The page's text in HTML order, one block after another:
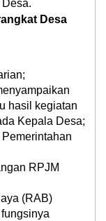
Desa
hasil kegiatan
Kepala Desa;
RPJM
(RAB)